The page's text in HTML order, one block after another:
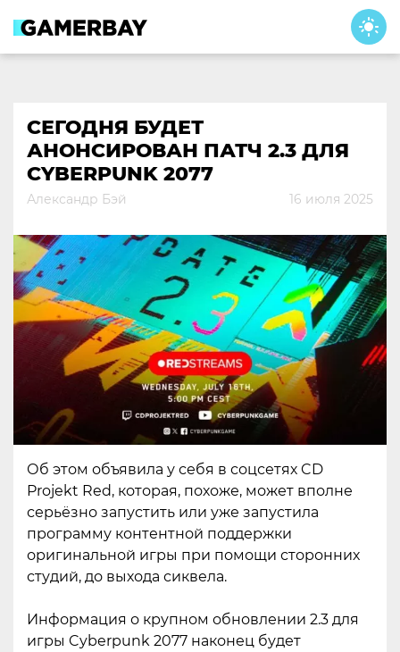
content
СЕГОДНЯ БУДЕТ
АНОНСИРОВАН ПАТЧ 2.3 ДЛЯ
CYBERPUNK 2077
Александр Бэй 16 июля 2025
Об этом объявила у себя в соцсетях CD
Projekt Red, которая, похоже, может вполне
серьёзно запустить или уже запустила
программу контентной поддержки
оригинальной игры при помощи сторонних
студий, до выхода сиквела.
Информация о крупном обновлении 2.3 для
игры Cyberpunk 2077 наконец будет